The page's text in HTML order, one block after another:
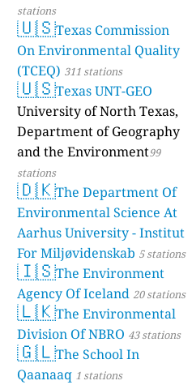
stations
🇺🇸Texas Commission
On Environmental Quality
(TCEQ) 311 stations
🇺🇸Texas UNT-GEO
University of North Texas,
Department of Geography
and the Environment99
stations
🇩🇰The Department Of
Environmental Science At
Aarhus University - Institut
For Miljøvidenskab 5 stations
🇮🇸The Environment
Agency Of Iceland 20 stations
🇱🇰The Environmental
Division Of NBRO 43 stations
🇬🇱The School In
Qaanaaq 1 stations